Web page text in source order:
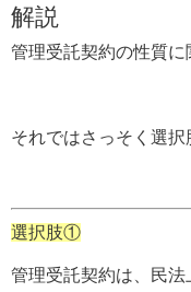
解説
管理受託契約の性質に
それではさっそく選択
選択肢①
管理受託契約は、民法